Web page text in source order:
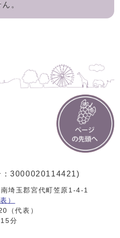
。
：3000020114421)
埼玉郡宮代町笠原1-4-1
）
（代表）
分